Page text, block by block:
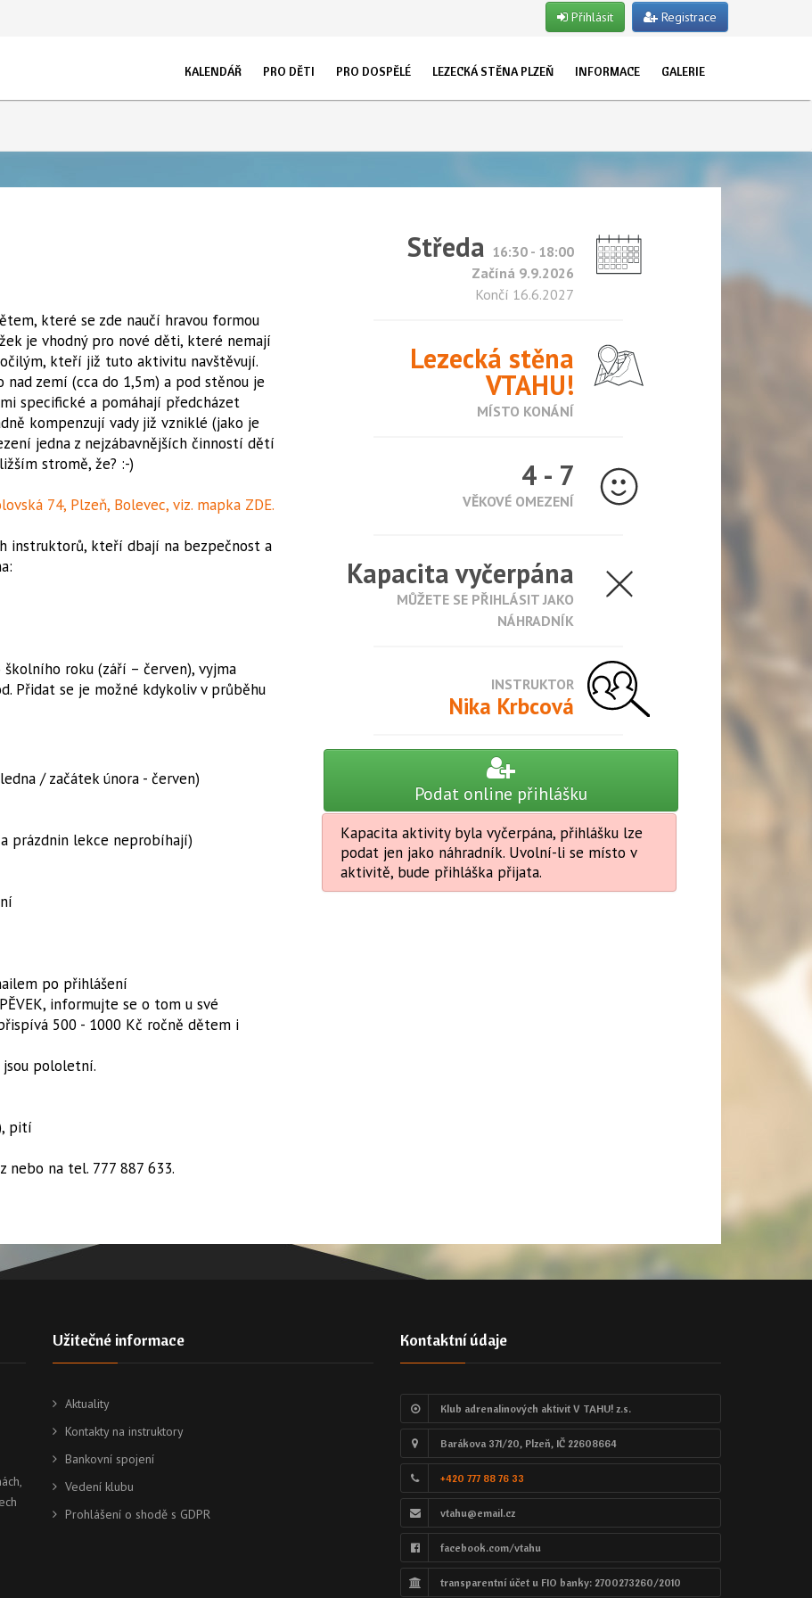
Přihlásit Registrace
KALENDÁŘ PRO DĚTI
LEZECKÉ KROUŽKY PRAHA
LEZECKÉ ZÁVODY
PRO DOSPĚLÉ
SOUKROMÉ LEKCE
LEZECKÁ STĚNA PLZEŇ
HOROLEZECKÉ KROUŽKY
ŠKOLKY, ŠKOLY, DĚTSKÉ SKUPINY
INFORMACE
INSTRUKTOŘI POJIŠTĚNÍ
GALERIE
Středa 16:30 - 18:00
Začíná 9.9.2026
Končí 16.6.2027
Lezecká stěna
VTAHU!
MÍSTO KONÁNÍ
4 - 7
VĚKOVÉ OMEZENÍ
Kapacita vyčerpána
MŮŽETE SE PŘIHLÁSIT JAKO
NÁHRADNÍK
INSTRUKTOR
Nika Krbcová
Podat online přihlášku
Kapacita aktivity byla vyčerpána, přihlášku lze
podat jen jako náhradník. Uvolní-li se místo v
aktivitě, bude přihláška přijata.
které se zde naučí hravou formou
je vhodný pro nové děti, které nemají
kteří již tuto aktivitu navštěvují.
zemí (cca do 1,5m) a pod stěnou je
specifické a pomáhají předcházet
kompenzují vady již vzniklé (jako je
jedna z nejzábavnějších činností dětí
stromě, že? :-)
74, Plzeň, Bolevec, viz. mapka ZDE.
instruktorů, kteří dbají na bezpečnost a
roku (září – červen), vyjma
Přidat se je možné kdykoliv v průběhu
/ začátek února - červen)
prázdnin lekce neprobíhají)
po přihlášení
informujte se o tom u své
500 - 1000 Kč ročně dětem i
pololetní.
pití
nebo na tel. 777 887 633.
Užitečné informace
Aktuality
Kontakty na instruktory
Bankovní spojení
Vedení klubu
Prohlášení o shodě s GDPR
Kontaktní údaje
Klub adrenalinových aktivit V TAHU! z.s.
Barákova 371/20, Plzeň, IČ 22608664
+420 777 88 76 33
vtahu@email.cz
facebook.com/vtahu
transparentní účet u FIO banky: 2700273260/2010